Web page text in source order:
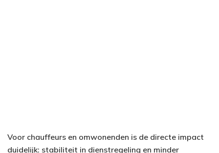
Voor chauffeurs en omwonenden is de directe impact
duidelijk: stabiliteit in dienstregeling en minder